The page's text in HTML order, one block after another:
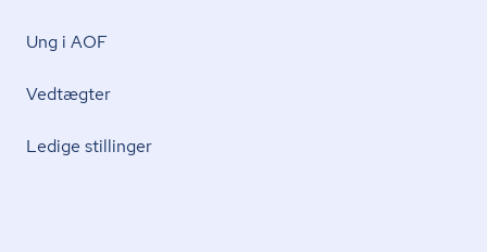
Ung i AOF
Vedtægter
Ledige stillinger